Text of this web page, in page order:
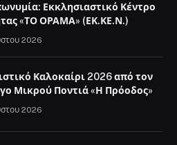
Εκκλησιαστικό Κέντρο
«ΤΟ ΟΡΑΜΑ» (ΕΚ.ΚΕ.Ν.)
2026
Καλοκαίρι 2026 από τον
Μικρού Ποντιά «Η Πρόοδος»
2026